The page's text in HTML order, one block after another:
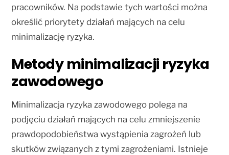
pracowników. Na podstawie tych wartości można
określić priorytety działań mających na celu
minimalizację ryzyka.
Metody minimalizacji ryzyka
zawodowego
Minimalizacja ryzyka zawodowego polega na
podjęciu działań mających na celu zmniejszenie
prawdopodobieństwa wystąpienia zagrożeń lub
skutków związanych z tymi zagrożeniami. Istnieje